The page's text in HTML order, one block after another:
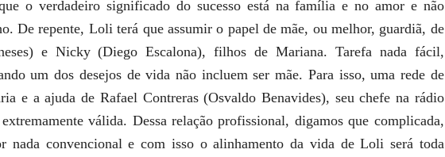
o verdadeiro significado do sucesso está na família e no amor e não
De repente, Loli terá que assumir o papel de mãe, ou melhor, guardiã, de
e Nicky (Diego Escalona), filhos de Mariana. Tarefa nada fácil,
um dos desejos de vida não incluem ser mãe. Para isso, uma rede de
e a ajuda de Rafael Contreras (Osvaldo Benavides), seu chefe na rádio
válida. Dessa relação profissional, digamos que complicada,
nada convencional e com isso o alinhamento da vida de Loli será toda